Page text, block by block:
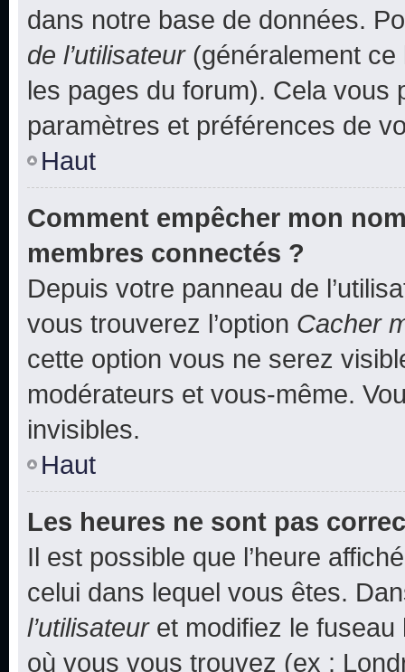
dans notre base de données.
de l’utilisateur(généralement ce
les pages du forum). Cela vous
paramètres et préférences de
Haut
Comment empêcher mon
membres connectés ?
Depuis votre panneau de
vous trouverez l’option Cacher
cette option vous ne serez
modérateurs et vous-même.
invisibles.
Haut
Les heures ne sont pas
Il est possible que l’heure
celui dans lequel vous êtes.
l’utilisateuret modifiez le fuseau
où vous vous trouvez (ex :